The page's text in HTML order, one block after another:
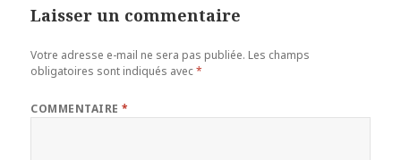
Laisser un commentaire
Votre adresse e-mail ne sera pas publiée. Les champs
obligatoires sont indiqués avec*
COMMENTAIRE*